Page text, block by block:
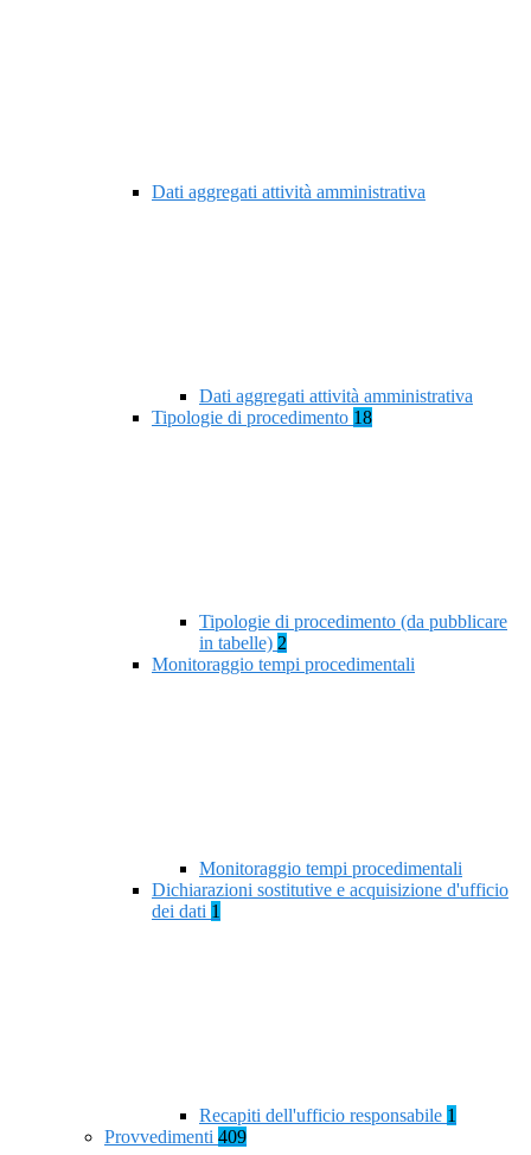
Dati aggregati attività amministrativa
Dati aggregati attività amministrativa
Tipologie di procedimento 18
Tipologie di procedimento (da pubblicare
in tabelle) 2
Monitoraggio tempi procedimentali
Monitoraggio tempi procedimentali
Dichiarazioni sostitutive e acquisizione d'ufficio
dei dati 1
Recapiti dell'ufficio responsabile 1
Provvedimenti 409